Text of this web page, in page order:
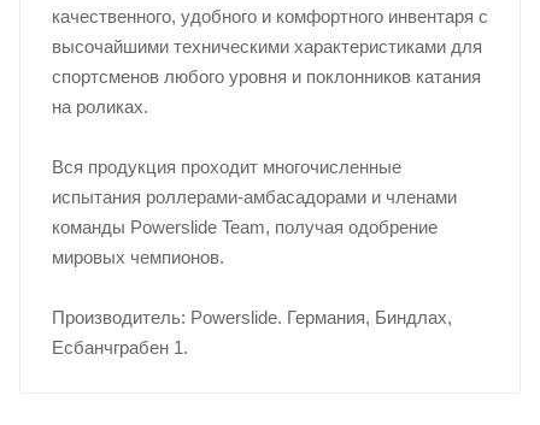
качественного, удобного и комфортного инвентаря с
высочайшими техническими характеристиками для
спортсменов любого уровня и поклонников катания
на роликах.
Вся продукция проходит многочисленные
испытания роллерами-амбасадорами и членами
команды Powerslide Team, получая одобрение
мировых чемпионов.
Производитель: Powerslide. Германия, Биндлах,
Есбанчграбен 1.